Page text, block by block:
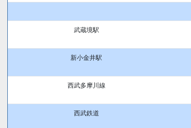
武蔵境駅
新小金井駅
西武多摩川線
西武鉄道